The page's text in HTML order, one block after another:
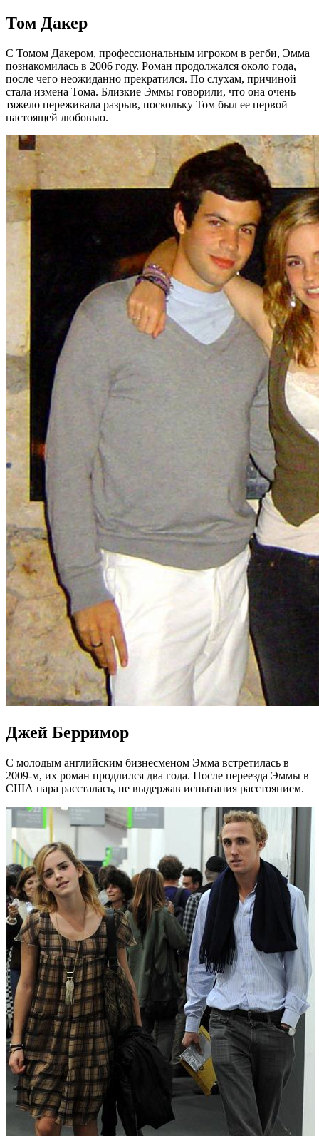
Том Дакер
С Томом Дакером, профессиональным игроком в регби, Эмма
познакомилась в 2006 году. Роман продолжался около года,
после чего неожиданно прекратился. По слухам, причиной
стала измена Тома. Близкие Эммы говорили, что она очень
тяжело переживала разрыв, поскольку Том был ее первой
настоящей любовью.
Джей Берримор
С молодым английским бизнесменом Эмма встретилась в
2009-м, их роман продлился два года. После переезда Эммы в
США пара рассталась, не выдержав испытания расстоянием.